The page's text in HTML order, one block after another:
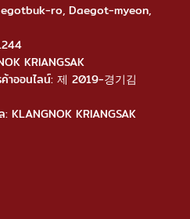
ro, Daegot-myeon,
KRIANGSAK
าออนไลน์: 제 2019-경기김
KLANGNOK KRIANGSAK